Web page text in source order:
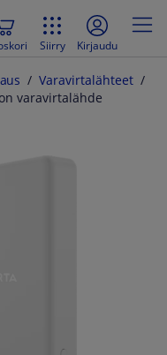
Siirry Kirjaudu
Varavirtalähteet
varavirtalähde